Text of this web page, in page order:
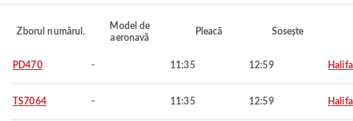
Zborul numărul.
Model de
aeronavă
Pleacă Sosește
PD470 - 11:35 12:59
TS7064 - 11:35 12:59